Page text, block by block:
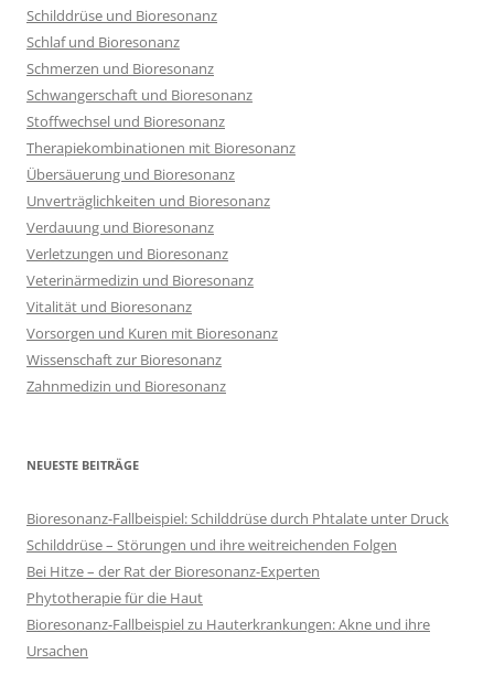
Schilddrüse und Bioresonanz
Schlaf und Bioresonanz
Schmerzen und Bioresonanz
Schwangerschaft und Bioresonanz
Stoffwechsel und Bioresonanz
Therapiekombinationen mit Bioresonanz
Übersäuerung und Bioresonanz
Unverträglichkeiten und Bioresonanz
Verdauung und Bioresonanz
Verletzungen und Bioresonanz
Veterinärmedizin und Bioresonanz
Vitalität und Bioresonanz
Vorsorgen und Kuren mit Bioresonanz
Wissenschaft zur Bioresonanz
Zahnmedizin und Bioresonanz
NEUESTE BEITRÄGE
Bioresonanz-Fallbeispiel: Schilddrüse durch Phtalate unter Druck
Schilddrüse – Störungen und ihre weitreichenden Folgen
Bei Hitze – der Rat der Bioresonanz-Experten
Phytotherapie für die Haut
Bioresonanz-Fallbeispiel zu Hauterkrankungen: Akne und ihre
Ursachen